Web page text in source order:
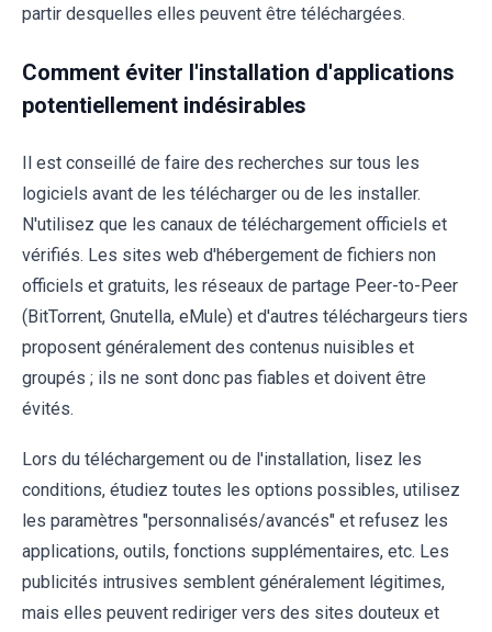
partir desquelles elles peuvent être téléchargées.
Comment éviter l'installation d'applications
potentiellement indésirables
Il est conseillé de faire des recherches sur tous les
logiciels avant de les télécharger ou de les installer.
N'utilisez que les canaux de téléchargement officiels et
vérifiés. Les sites web d'hébergement de fichiers non
officiels et gratuits, les réseaux de partage Peer-to-Peer
(BitTorrent, Gnutella, eMule) et d'autres téléchargeurs tiers
proposent généralement des contenus nuisibles et
groupés ; ils ne sont donc pas fiables et doivent être
évités.
Lors du téléchargement ou de l'installation, lisez les
conditions, étudiez toutes les options possibles, utilisez
les paramètres "personnalisés/avancés" et refusez les
applications, outils, fonctions supplémentaires, etc. Les
publicités intrusives semblent généralement légitimes,
mais elles peuvent rediriger vers des sites douteux et